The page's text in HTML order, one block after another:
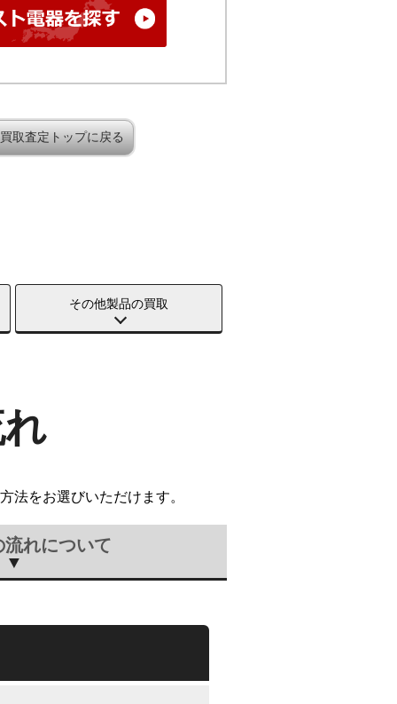
取査定トップに戻る
その他製品の買取
法をお選びいただけます。
れについて